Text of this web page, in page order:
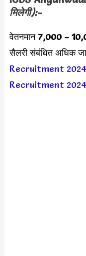
मिलेगी):-
वेतनमान 7,000 –
सैलरी संबंधित अधिक
Recruitment 2024
Recruitment 2024